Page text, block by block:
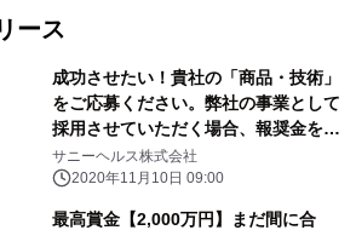
ース
成功させたい！貴社の「商品・技術」
をご応募ください。弊社の事業として
採用させていただく場合、報奨金を授
与いたします。 詳しくはWebサイト
で。 日刊工業新聞 広告掲載*11/10
サニーヘルス株式会社
2020年11月10日 09:00
最高賞金【2,000万円】まだ間に合